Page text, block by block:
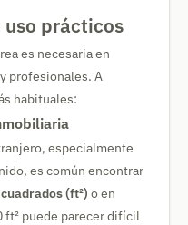
uso prácticos
es necesaria en
profesionales. A
habituales:
especialmente
es común encontrar
(ft²) o en
ft² puede parecer difícil